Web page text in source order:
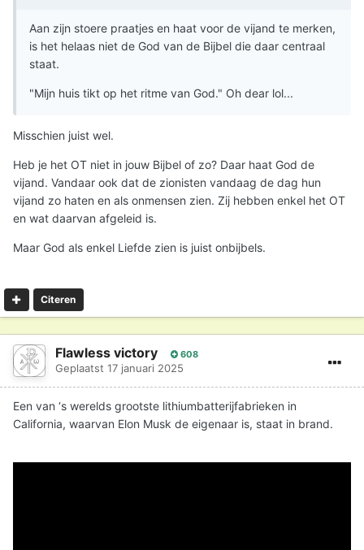
Aan zijn stoere praatjes en haat voor de vijand te merken,
is het helaas niet de God van de Bijbel die daar centraal
staat.
"Mijn huis tikt op het ritme van God." Oh dear lol...
Misschien juist wel.
Heb je het OT niet in jouw Bijbel of zo? Daar haat God de
vijand. Vandaar ook dat de zionisten vandaag de dag hun
vijand zo haten en als onmensen zien. Zij hebben enkel het OT
en wat daarvan afgeleid is.
Maar God als enkel Liefde zien is juist onbijbels.
Citeren
Flawless victory 608
Geplaatst 17 januari 2025
Een van ‘s werelds grootste lithiumbatterijfabrieken in
California, waarvan Elon Musk de eigenaar is, staat in brand.